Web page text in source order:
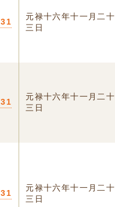
元禄十六年十一月二十
三日
元禄十六年十一月二十
三日
元禄十六年十一月二十
三日